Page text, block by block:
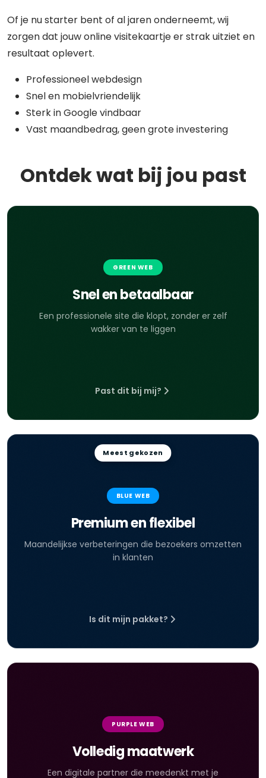
Of je nu starter bent of al jaren onderneemt, wij
zorgen dat jouw online visitekaartje er strak uitziet en
resultaat oplevert.
Professioneel webdesign
Snel en mobielvriendelijk
Sterk in Google vindbaar
Vast maandbedrag, geen grote investering
Ontdek wat bij jou past
GREEN WEB
Snel en betaalbaar
Een professionele site die klopt, zonder er zelf
wakker van te liggen
Past dit bij mij?
Meest gekozen
BLUE WEB
Premium en flexibel
Maandelijkse verbeteringen die bezoekers omzetten
in klanten
Is dit mijn pakket?
PURPLE WEB
Volledig maatwerk
Een digitale partner die meedenkt met je